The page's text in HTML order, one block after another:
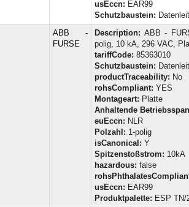
usEccn: EAR99
Schutzbaustein:
ABB -
FURSE
Description: ABB -
polig, 10 kA, 296 VAC,
tariffCode: 85363010
Schutzbaustein:
productTraceability: No
rohsCompliant: YES
Montageart: Platte
Anhaltende
euEccn: NLR
Polzahl: 1-polig
isCanonical: Y
Spitzenstoßstrom: 10kA
hazardous: false
usEccn: EAR99
Produktpalette: ESP TN/